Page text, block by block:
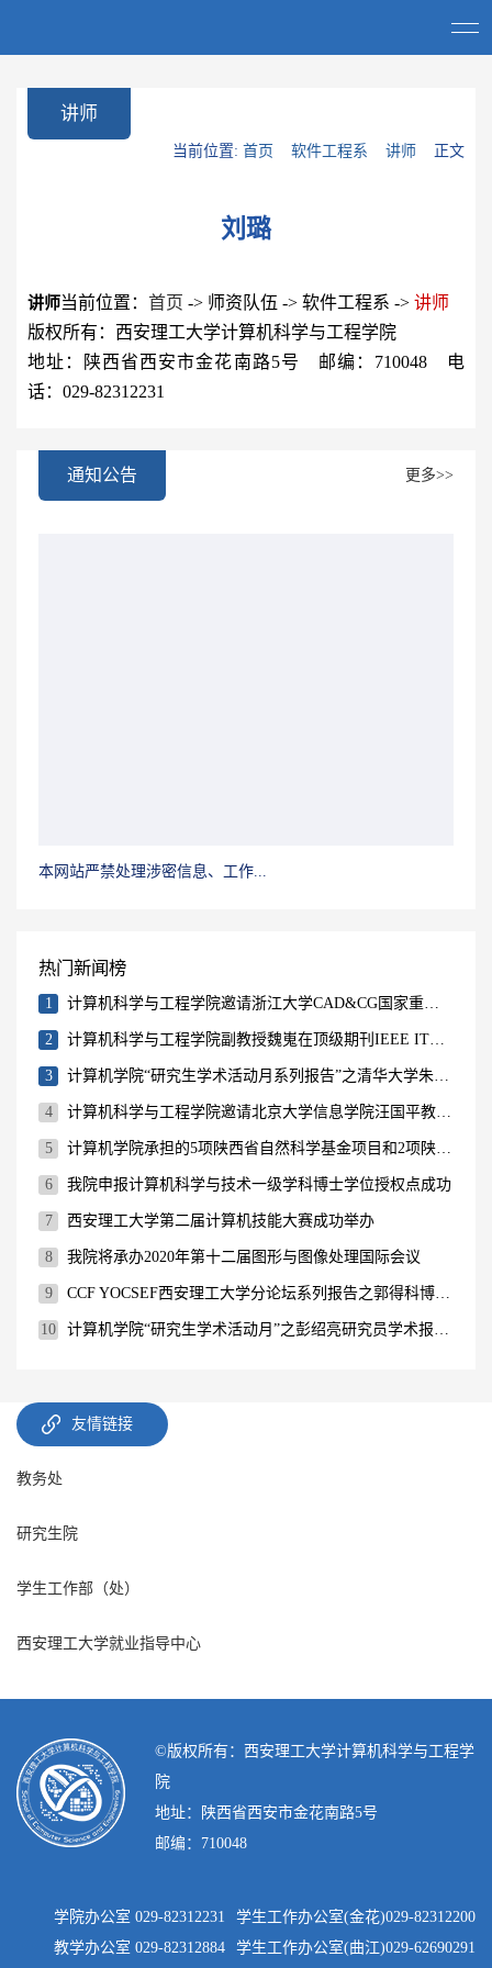
讲师
当前位置: 首页 软件工程系 讲师 正文
刘璐
讲师当前位置： 首页 -> 师资队伍 -> 软件工程系 -> 讲师
版权所有：西安理工大学计算机科学与工程学院
地址：陕西省西安市金花南路5号 邮编：710048 电
话：029-82312231
通知公告 更多>>
本网站严禁处理涉密信息、工作...
热门新闻榜
1
2
3
4
5
6 我院申报计算机科学与技术一级学科博士学位授权点成功
7 西安理工大学第二届计算机技能大赛成功举办
8 我院将承办2020年第十二届图形与图像处理国际会议
9
10
友情链接
教务处
研究生院
学生工作部（处）
西安理工大学就业指导中心
©️版权所有：西安理工大学计算机科学与工程学
院
地址：陕西省西安市金花南路5号
邮编：710048
学院办公室 029-82312231
教学办公室 029-82312884
学生工作办公室(金花)029-82312200
学生工作办公室(曲江)029-62690291